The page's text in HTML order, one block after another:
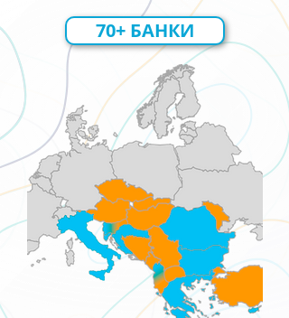
70+ БАНКИ